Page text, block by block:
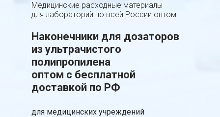
Наконечники для дозаторов
из ультрачистого
полипропилена
оптом c бесплатной
доставкой по РФ
Медицинские расходные материалы
для лабораторий по всей России оптом
для медицинских учреждений